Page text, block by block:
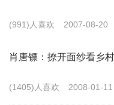
的基础和制定文件的依
同时期的《阶级成分
资料的角度看《阶级成
(991)人喜欢 2007-08-20
肖唐镖：撩开面纱看乡
(1405)人喜欢 2008-01-11